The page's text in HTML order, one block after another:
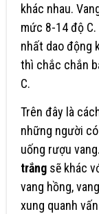
khác nhau.
mức 8-14 độ C.
nhất dao động
thì chắc chắn
C.
Trên đây là
những người
uống rượu
trắng sẽ khác
vang hồng,
xung quanh